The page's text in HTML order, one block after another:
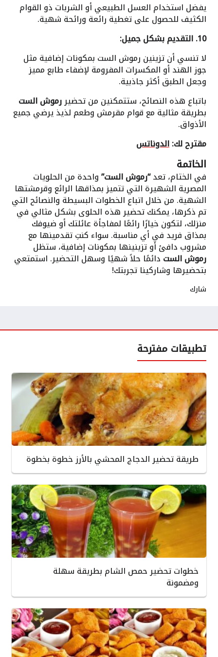
يفضل استخدام العسل الطبيعي أو الشربات ذو القوام
الكثيف للحصول على تغطية رائعة ورائحة شهية.
10. التقديم بشكل جميل:
لا تنسي أن تزينين رموش الست بمكونات إضافية مثل
جوز الهند أو المكسرات المفرومة لإضفاء طابع مميز
وجعل الطبق أكثر جاذبية.
باتباع هذه النصائح، ستتمكنين من تحضيررموش الست
بطريقة مثالية مع قوام مقرمش وطعم لذيذ يرضي جميع
الأذواق.
مقترح لك:الدوناتس
الخاتمة
في الختام، تعد“رموش الست”واحدة من الحلويات
المصرية الشهيرة التي تتميز بمذاقها الرائع وقرمشتها
الشهية. من خلال اتباع الخطوات البسيطة والنصائح التي
تم ذكرها، يمكنك تحضير هذه الحلوى بشكل مثالي في
منزلك، لتكون خيارًا رائعًا لمفاجأة عائلتك أو ضيوفك
بمذاق فريد في أي مناسبة. سواء كنتِ تقدمينها مع
مشروب دافئ أو تزينينها بمكونات إضافية، ستظل
رموش الست دائمًا حلاً شهيًا وسهل التحضير. استمتعي
بتحضيرها وشاركينا تجربتك!
شارك
تطبيقات مفترحة
طريقة تحضير الدجاج المحشي بالأرز خطوة بخطوة
خطوات تحضير حمص الشام بطريقة سهلة
ومضمونة